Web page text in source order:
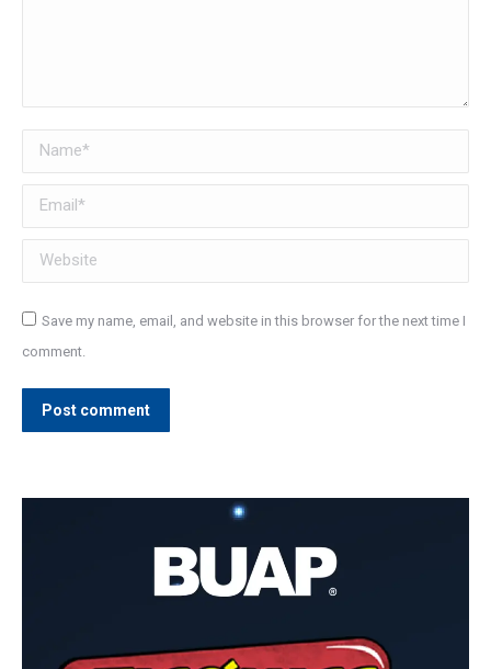
Name *
Email *
Website
Save my name, email, and website in this browser for the next time I
comment.
Post comment